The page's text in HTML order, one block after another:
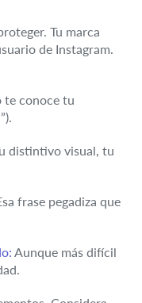
Tu marca
de Instagram.
te conoce tu
distintivo visual, tu
frase pegadiza que
Aunque más difícil